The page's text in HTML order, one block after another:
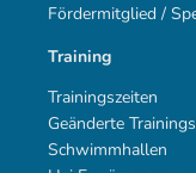
Fördermitglied /
Training
Trainingszeiten
Geänderte
Schwimmhallen